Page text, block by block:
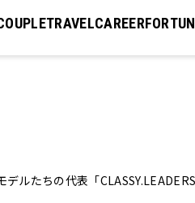
TRAVELCAREER
ルたちの代表「